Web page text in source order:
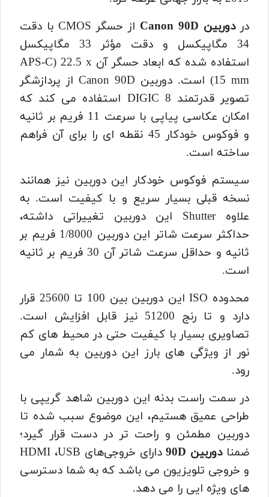
دردوربین Canon 90D
از حسگر CMOS با دقت
34 مگاپیکسل و دقت مؤثر 33 مگاپیکسل
استفاده شده که ابعاد حسگر آن APS-C) 22.5 x
15 mm) است. دوربین Canon 90D از پردازشگر
تصویر قدرتمند DIGIC 8 استفاده می کند که
امکان عکاسی پیاپی با سرعت 11 فریم بر ثانیه
و فوکوس خودکار 45 نقطه ای را برای آن فراهم
ساخته است.
سیستم فوکوس خودکار این دوربین نیز همانند
نسخه قبلی بسیار سریع و با کیفیت است. به
علاوه Shutter این دوربین تغییراتی داشته،
حداکثر سرعت شاتر این دوربین 1/8000 فریم بر
ثانیه و حداقل سرعت شاتر آن 30 فریم بر ثانیه
است.
محدوده ISO این دوربین بین 100 تا 25600 قرار
دارد و تا رنج 51200 نیز قابل افزایش است.
تصاویری بسیار با کیفیت حتی در محیط های کم
نور از ویژگی های بارز این دوربین به شمار می
رود.
در سمت راست بدنه این دوربین شاهد گریپی با
طراحی عمیق هستیم، این موضوع سبب شده تا
دوربین مطمئن و راحت تر در دست قرار گیرد؛
ضمنادوربین 90D
دارای خروجی‌های HDMI ،USB
و خروجی تلویزیون می باشد که به شما دسترسی
های ویژه ایی را می دهد.